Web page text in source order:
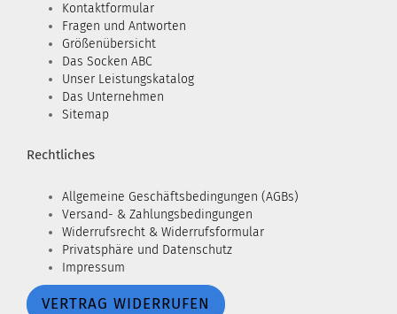
Kontaktformular
Fragen und Antworten
Größenübersicht
Das Socken ABC
Unser Leistungskatalog
Das Unternehmen
Sitemap
Rechtliches
Allgemeine Geschäftsbedingungen (AGBs)
Versand- & Zahlungsbedingungen
Widerrufsrecht & Widerrufsformular
Privatsphäre und Datenschutz
Impressum
VERTRAG WIDERRUFEN